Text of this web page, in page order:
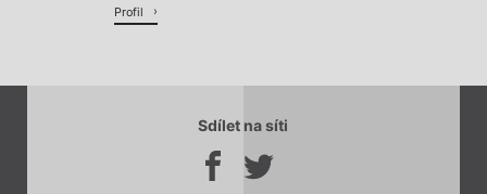
Profil
Sdílet na síti